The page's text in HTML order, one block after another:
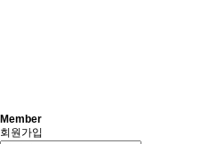
Member
회원가입